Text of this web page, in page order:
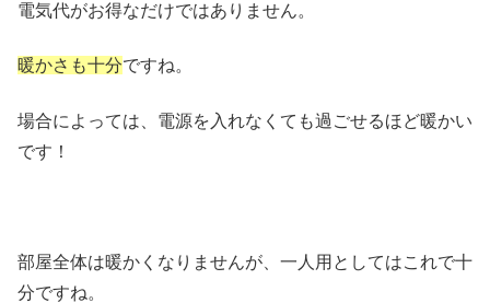
電気代がお得なだけではありません。
暖かさも十分ですね。
場合によっては、電源を入れなくても過ごせるほど暖かい
です！
部屋全体は暖かくなりませんが、一人用としてはこれで十
分ですね。